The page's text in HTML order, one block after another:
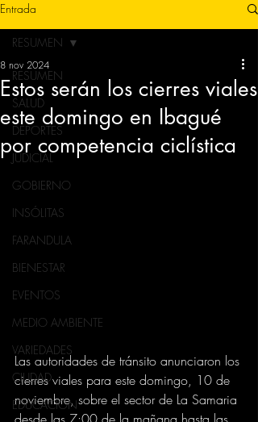
Entrada
RESUMEN
SALUD
DEPORTES
JUDICIAL
GOBIERNO
INSÓLITAS
FARANDULA
BIENESTAR
EVENTOS
MEDIO AMBIENTE
VARIEDADES
CIUDAD
EDUCACION
RESUMEN
Estos serán los cierres viales
este domingo en Ibagué
por competencia ciclística
8 nov 2024
Las autoridades de tránsito anunciaron los
cierres viales para este domingo, 10 de
noviembre, sobre el sector de La Samaria